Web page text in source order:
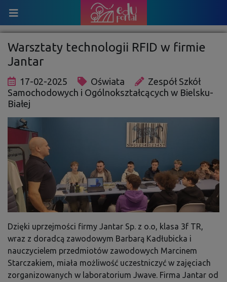
Warsztaty technologii RFID w firmie
Jantar
17-02-2025 Oświata
Zespół Szkół
Samochodowych i Ogólnokształcących w Bielsku-
Białej
Dzięki uprzejmości firmy Jantar Sp. z o.o, klasa 3f TR,
wraz z doradcą zawodowym Barbarą Kadłubicka i
nauczycielem przedmiotów zawodowych Marcinem
Starczakiem, miała możliwość uczestniczyć w zajęciach
zorganizowanych w laboratorium Jwave. Firma Jantar od